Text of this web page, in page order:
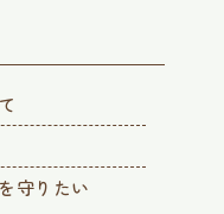
守りたい